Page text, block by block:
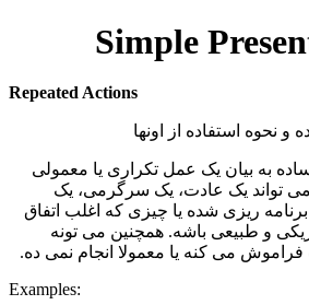
Simple
Repeated Actions
به بیان یک عمل تکراری یا معمولی
تواند یک عادت، یک سرگرمی، یک
برنامه ریزی شده یا چیزی که اغلب اتفاق
و طبیعی باشه. همچنین می تونه
می کنه یا معمولا انجام نمی ده.
Examples: